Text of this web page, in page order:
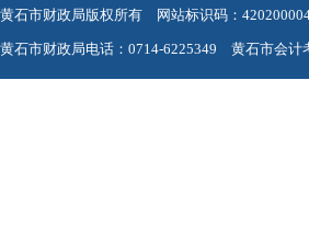
黄石市财政局版权所有 网站标识码：
黄石市财政局电话：0714-6225349 黄石市会